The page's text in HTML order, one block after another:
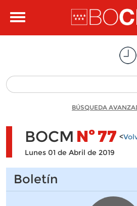
Toggle
BÚSQUEDA
BOCM Nº77 <
Lunes 01 de Abril de 2019
Boletín